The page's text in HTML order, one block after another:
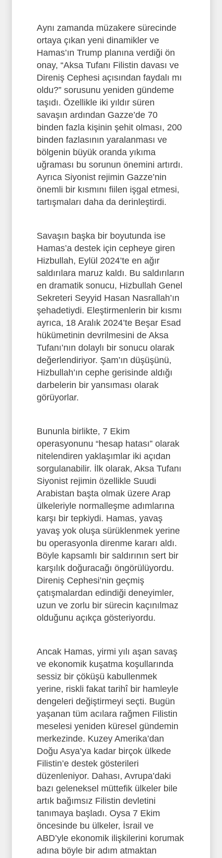
Aynı zamanda müzakere sürecinde
ortaya çıkan yeni dinamikler ve
Hamas’ın Trump planına verdiği ön
onay, “Aksa Tufanı Filistin davası ve
Direniş Cephesi açısından faydalı mı
oldu?” sorusunu yeniden gündeme
taşıdı. Özellikle iki yıldır süren
savaşın ardından Gazze’de 70
binden fazla kişinin şehit olması, 200
binden fazlasının yaralanması ve
bölgenin büyük oranda yıkıma
uğraması bu sorunun önemini artırdı.
Ayrıca Siyonist rejimin Gazze’nin
önemli bir kısmını fiilen işgal etmesi,
tartışmaları daha da derinleştirdi.
Savaşın başka bir boyutunda ise
Hamas’a destek için cepheye giren
Hizbullah, Eylül 2024’te en ağır
saldırılara maruz kaldı. Bu saldırıların
en dramatik sonucu, Hizbullah Genel
Sekreteri Seyyid Hasan Nasrallah’ın
şehadetiydi. Eleştirmenlerin bir kısmı
ayrıca, 18 Aralık 2024’te Beşar Esad
hükümetinin devrilmesini de Aksa
Tufanı’nın dolaylı bir sonucu olarak
değerlendiriyor. Şam’ın düşüşünü,
Hizbullah’ın cephe gerisinde aldığı
darbelerin bir yansıması olarak
görüyorlar.
Bununla birlikte, 7 Ekim
operasyonunu “hesap hatası” olarak
nitelendiren yaklaşımlar iki açıdan
sorgulanabilir. İlk olarak, Aksa Tufanı
Siyonist rejimin özellikle Suudi
Arabistan başta olmak üzere Arap
ülkeleriyle normalleşme adımlarına
karşı bir tepkiydi. Hamas, yavaş
yavaş yok oluşa sürüklenmek yerine
bu operasyonla direnme kararı aldı.
Böyle kapsamlı bir saldırının sert bir
karşılık doğuracağı öngörülüyordu.
Direniş Cephesi’nin geçmiş
çatışmalardan edindiği deneyimler,
uzun ve zorlu bir sürecin kaçınılmaz
olduğunu açıkça gösteriyordu.
Ancak Hamas, yirmi yılı aşan savaş
ve ekonomik kuşatma koşullarında
sessiz bir çöküşü kabullenmek
yerine, riskli fakat tarihî bir hamleyle
dengeleri değiştirmeyi seçti. Bugün
yaşanan tüm acılara rağmen Filistin
meselesi yeniden küresel gündemin
merkezinde. Kuzey Amerika’dan
Doğu Asya’ya kadar birçok ülkede
Filistin’e destek gösterileri
düzenleniyor. Dahası, Avrupa’daki
bazı geleneksel müttefik ülkeler bile
artık bağımsız Filistin devletini
tanımaya başladı. Oysa 7 Ekim
öncesinde bu ülkeler, İsrail ve
ABD’yle ekonomik ilişkilerini korumak
adına böyle bir adım atmaktan